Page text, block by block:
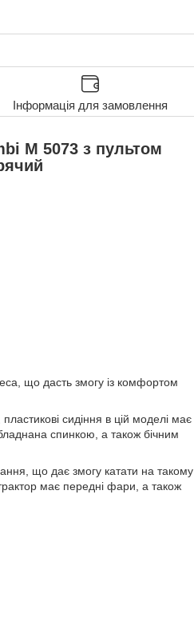
Інформація для замовлення
M 5073 з пультом
що дасть змогу із комфортом
сидіння в цій моделі має
спинкою, а також бічним
що дає змогу катати на такому
має передні фари, а також